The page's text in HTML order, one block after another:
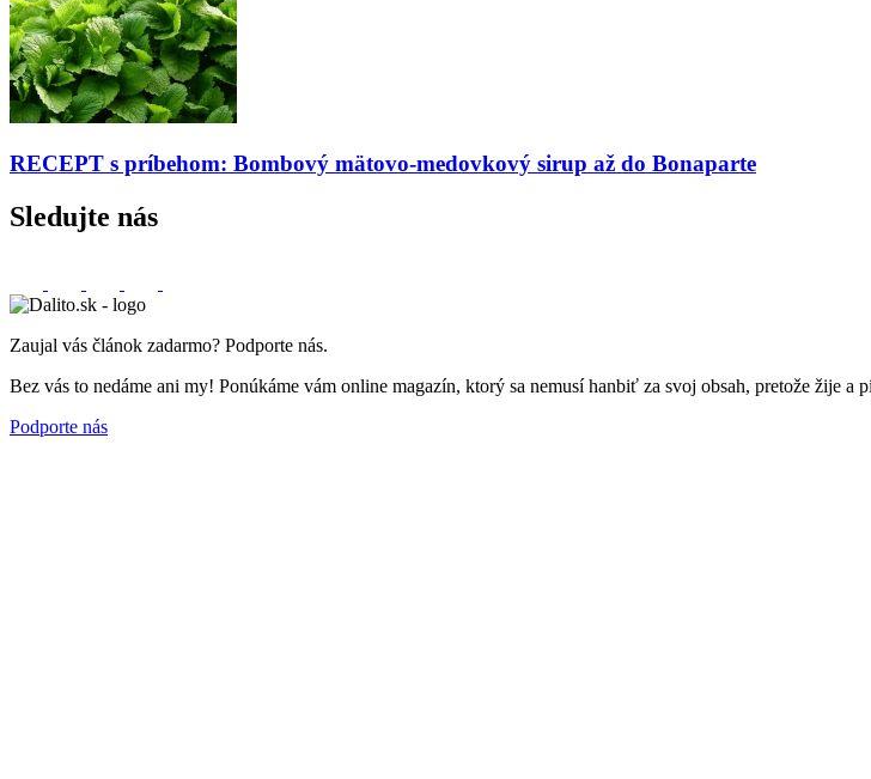
RECEPT s príbehom: Bombový mätovo-medovkový sirup až do Bonaparte
Sledujte nás
Zaujal vás článok zadarmo? Podporte nás.
Bez vás to nedáme ani my! Ponúkáme vám online magazín, ktorý sa nemusí hanbiť za svoj obsah, pretože žije
Podporte nás